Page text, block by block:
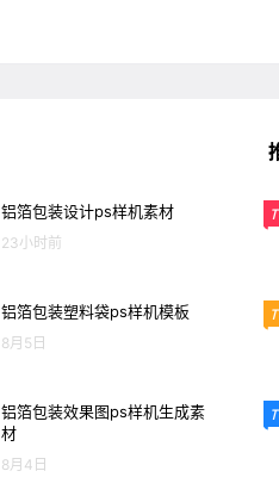
铝箔包装设计ps样机素材
23小时前
铝箔包装塑料袋ps样机模板
8月5日
铝箔包装效果图ps样机生成素
材
8月4日